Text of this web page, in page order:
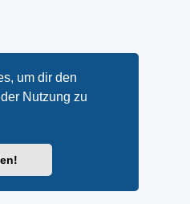
um dir den
Nutzung zu